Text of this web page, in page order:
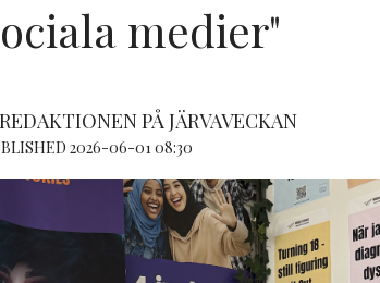
medier"
PÅ JÄRVAVECKAN
2026-06-01 08:30